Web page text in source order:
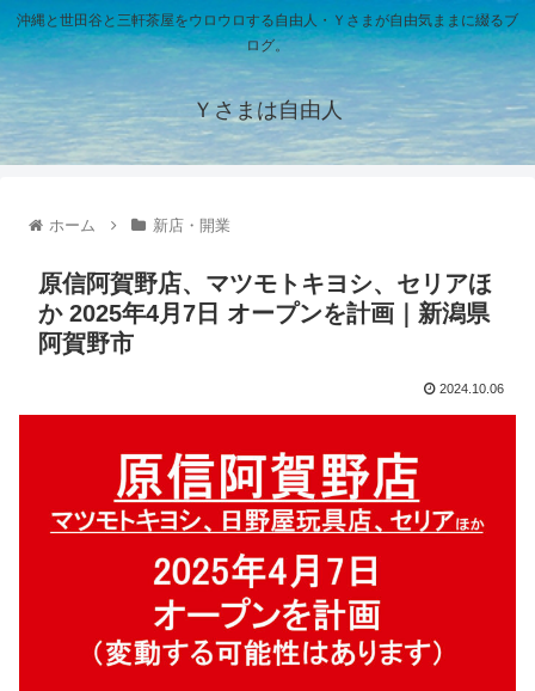
沖縄と世田谷と三軒茶屋をウロウロする自由人・Ｙさまが自由気ままに綴るブ
ログ。
Ｙさまは自由人
ホーム 新店・開業
原信阿賀野店、マツモトキヨシ、セリアほ
か 2025年4月7日 オープンを計画｜新潟県
阿賀野市
2024.10.06